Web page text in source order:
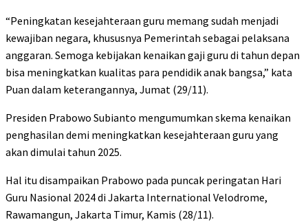
“Peningkatan kesejahteraan guru memang sudah menjadi
kewajiban negara, khususnya Pemerintah sebagai pelaksana
anggaran. Semoga kebijakan kenaikan gaji guru di tahun depan
bisa meningkatkan kualitas para pendidik anak bangsa,” kata
Puan dalam keterangannya, Jumat (29/11).
Presiden Prabowo Subianto mengumumkan skema kenaikan
penghasilan demi meningkatkan kesejahteraan guru yang
akan dimulai tahun 2025.
Hal itu disampaikan Prabowo pada puncak peringatan Hari
Guru Nasional 2024 di Jakarta International Velodrome,
Rawamangun, Jakarta Timur, Kamis (28/11).